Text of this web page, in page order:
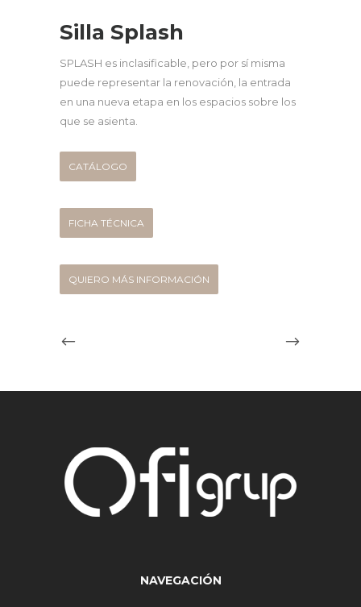
Silla Splash
SPLASH es inclasificable, pero por sí misma
puede representar la renovación, la entrada
en una nueva etapa en los espacios sobre los
que se asienta.
CATÁLOGO
FICHA TÉCNICA
QUIERO MÁS INFORMACIÓN
NAVEGACIÓN